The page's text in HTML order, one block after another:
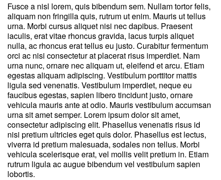
Fusce a nisl lorem, quis bibendum sem. Nullam tortor felis,
aliquam non fringilla quis, rutrum ut enim. Mauris ut tellus
urna. Morbi cursus aliquet nisi nec dapibus. Praesent
iaculis, erat vitae rhoncus gravida, lacus turpis aliquet
nulla, ac rhoncus erat tellus eu justo. Curabitur fermentum
orci ac nisi consectetur at placerat risus imperdiet. Nam
urna nunc, ornare nec aliquam ut, eleifend et arcu. Etiam
egestas aliquam adipiscing. Vestibulum porttitor mattis
ligula sed venenatis. Vestibulum imperdiet, neque eu
faucibus egestas, sapien libero tincidunt justo, ornare
vehicula mauris ante at odio. Mauris vestibulum accumsan
urna sit amet semper. Lorem ipsum dolor sit amet,
consectetur adipiscing elit. Phasellus venenatis risus id
nisi pretium ultricies eget quis dolor. Phasellus est lectus,
viverra id pretium malesuada, sodales non tellus. Morbi
vehicula scelerisque erat, vel mollis velit pretium in. Etiam
rutrum ligula ac augue bibendum vel vestibulum sapien
lobortis.